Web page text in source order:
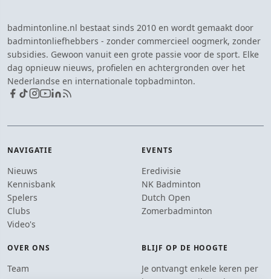
badmintonline.nl bestaat sinds 2010 en wordt gemaakt door
badmintonliefhebbers - zonder commercieel oogmerk, zonder
subsidies. Gewoon vanuit een grote passie voor de sport. Elke
dag opnieuw nieuws, profielen en achtergronden over het
Nederlandse en internationale topbadminton.
NAVIGATIE
Nieuws
Kennisbank
Spelers
Clubs
Video's
EVENTS
Eredivisie
NK Badminton
Dutch Open
Zomerbadminton
OVER ONS
Team
BLIJF OP DE HOOGTE
Je ontvangt enkele keren per